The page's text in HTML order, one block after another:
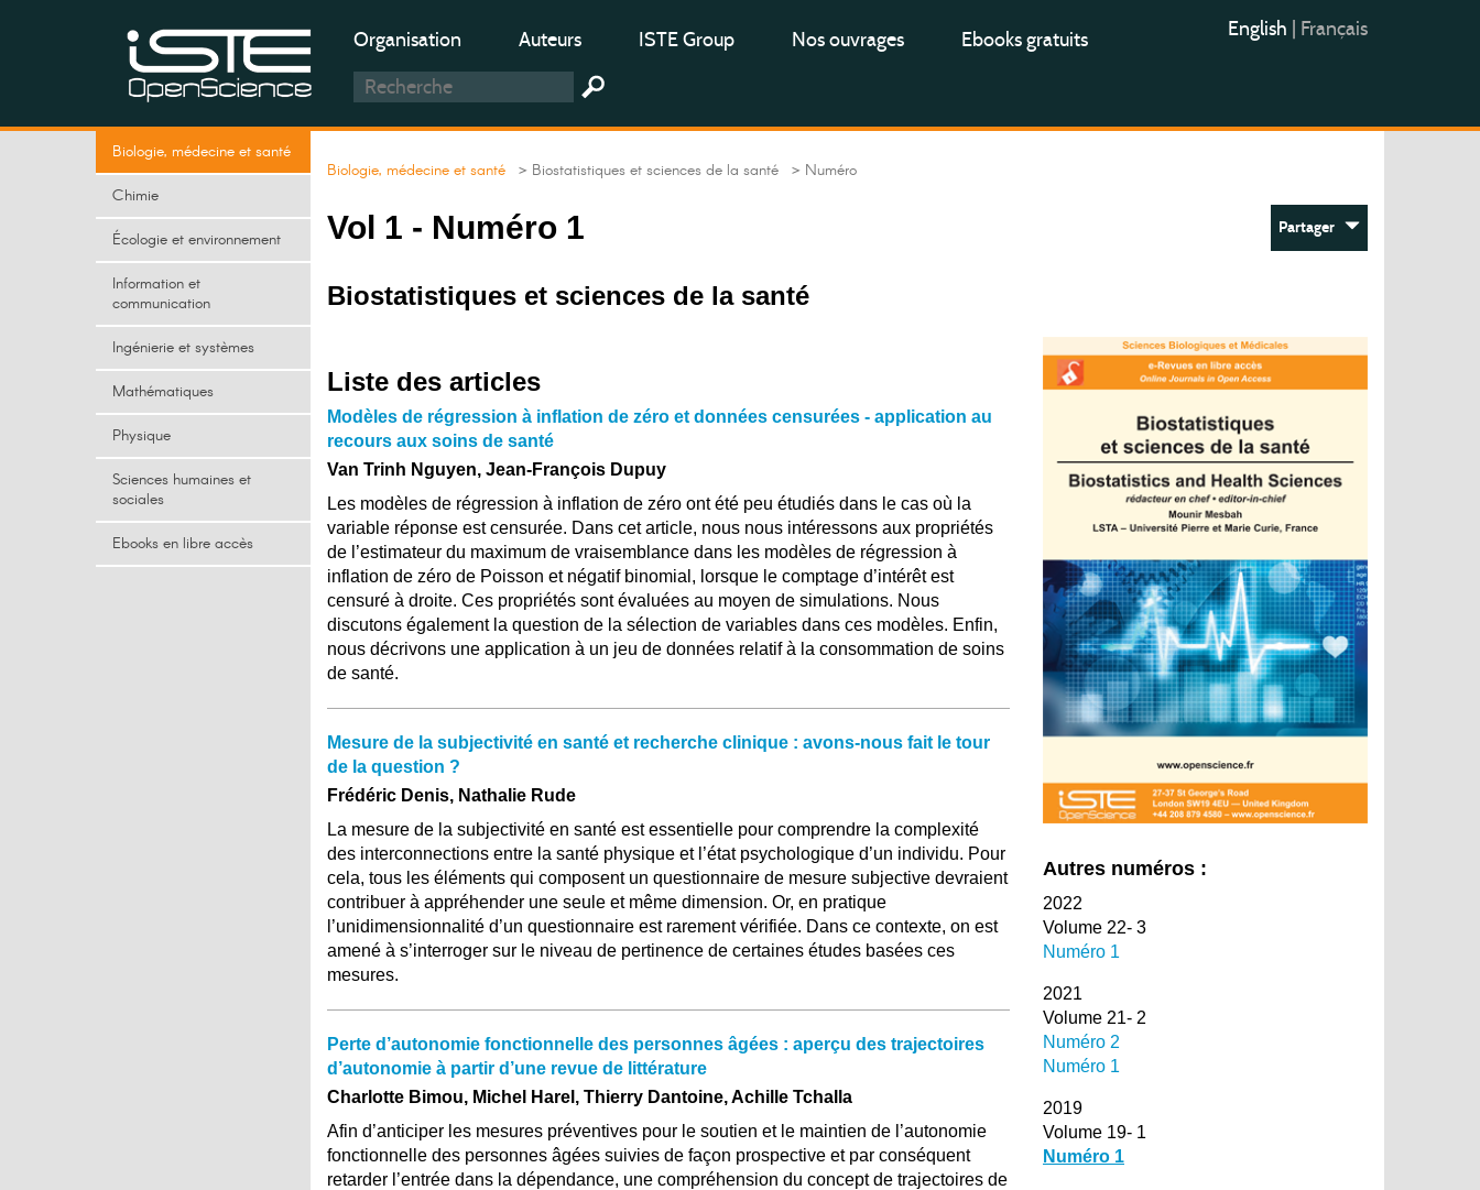
Organisation Auteurs ISTE Group Nos ouvrages Ebooks gratuits English Français
Biologie, médecine et santé
Chimie
Écologie et environnement
Information et
communication
Ingénierie et systèmes
Mathématiques
Physique
Sciences humaines et
sociales
Ebooks en libre accès
Biologie, médecine et santé > Biostatistiques et sciences de la santé > Numéro
Vol 1 - Numéro 1
Biostatistiques et sciences de la santé
Partager
Liste des articles
Modèles de régression à inflation de zéro et données censurées - application au
recours aux soins de santé
Van Trinh Nguyen, Jean-François Dupuy
Les modèles de régression à inflation de zéro ont été peu étudiés dans le cas où la
variable réponse est censurée. Dans cet article, nous nous intéressons aux propriétés
de l’estimateur du maximum de vraisemblance dans les modèles de régression à
inflation de zéro de Poisson et négatif binomial, lorsque le comptage d’intérêt est
censuré à droite. Ces propriétés sont évaluées au moyen de simulations. Nous
discutons également la question de la sélection de variables dans ces modèles. Enfin,
nous décrivons une application à un jeu de données relatif à la consommation de soins
de santé.
Mesure de la subjectivité en santé et recherche clinique : avons-nous fait le tour
de la question ?
Frédéric Denis, Nathalie Rude
La mesure de la subjectivité en santé est essentielle pour comprendre la complexité
des interconnections entre la santé physique et l’état psychologique d’un individu. Pour
cela, tous les éléments qui composent un questionnaire de mesure subjective devraient
contribuer à appréhender une seule et même dimension. Or, en pratique
l’unidimensionnalité d’un questionnaire est rarement vérifiée. Dans ce contexte, on est
amené à s’interroger sur le niveau de pertinence de certaines études basées ces
mesures.
Perte d’autonomie fonctionnelle des personnes âgées : aperçu des trajectoires
d’autonomie à partir d’une revue de littérature
Charlotte Bimou, Michel Harel, Thierry Dantoine, Achille Tchalla
Afin d’anticiper les mesures préventives pour le soutien et le maintien de l’autonomie
fonctionnelle des personnes âgées suivies de façon prospective et par conséquent
retarder l’entrée dans la dépendance, une compréhension du concept de trajectoires de
Autres numéros :
2022
Volume 22- 3
Numéro 1
2021
Volume 21- 2
Numéro 2
Numéro 1
2019
Volume 19- 1
Numéro 1